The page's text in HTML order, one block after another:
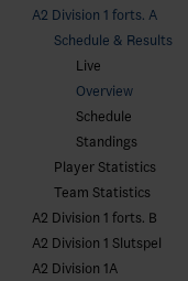
A2 Division 1 forts. A
Schedule & Results
Live
Overview
Schedule
Standings
Player Statistics
Team Statistics
A2 Division 1 forts. B
A2 Division 1 Slutspel
A2 Division 1A